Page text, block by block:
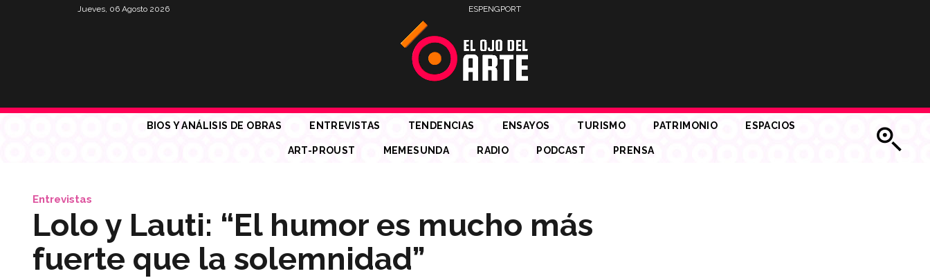
Jueves, 06 Agosto 2026 ESPENGPORT
BIOS Y ANÁLISIS DE OBRAS ENTREVISTAS TENDENCIAS ENSAYOS TURISMO PATRIMONIO ESPACIOS
ART-PROUST MEMESUNDA RADIO PODCAST PRENSA
Entrevistas
Lolo y Lauti: “El humor es mucho más
fuerte que la solemnidad”